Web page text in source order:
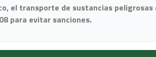
el transporte de sustancias
para evitar sanciones.